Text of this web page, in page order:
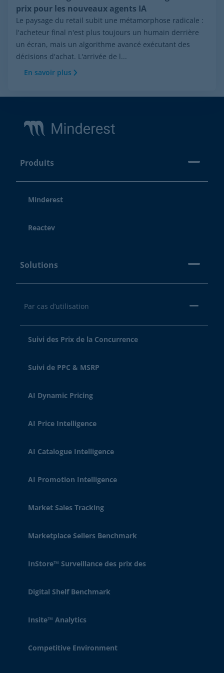
prix pour les nouveaux agents IA
Le paysage du retail subit une métamorphose radicale :
l'acheteur final n'est plus toujours un humain derrière
un écran, mais un algorithme avancé exécutant des
décisions d'achat. L'arrivée de l...
En savoir plus
Produits
Minderest
Reactev
Solutions
Par cas d’utilisation
Suivi des Prix de la Concurrence
Suivi de PPC & MSRP
AI Dynamic Pricing
AI Price Intelligence
AI Catalogue Intelligence
AI Promotion Intelligence
Market Sales Tracking
Marketplace Sellers Benchmark
InStore™ Surveillance des prix des
Digital Shelf Benchmark
Insite™ Analytics
Competitive Environment